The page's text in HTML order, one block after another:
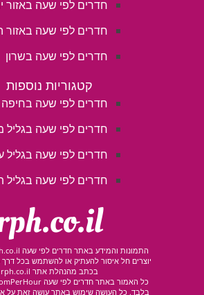
חדרים לפי שעה באזור
חדרים לפי שעה
חדרים לפי שעה בשרון
קטגוריות נוספות
חדרים לפי שעה בחיפה
חדרים לפי שעה בגליל
חדרים לפי שעה בגליל
חדרים לפי שעה בגליל
יוצרים חל איסור להעתיק או להשתמש בכל
בכתב מהנהלת אתר rph.co.il
בלבד. כל העושה שימוש באתר עושה זאת על